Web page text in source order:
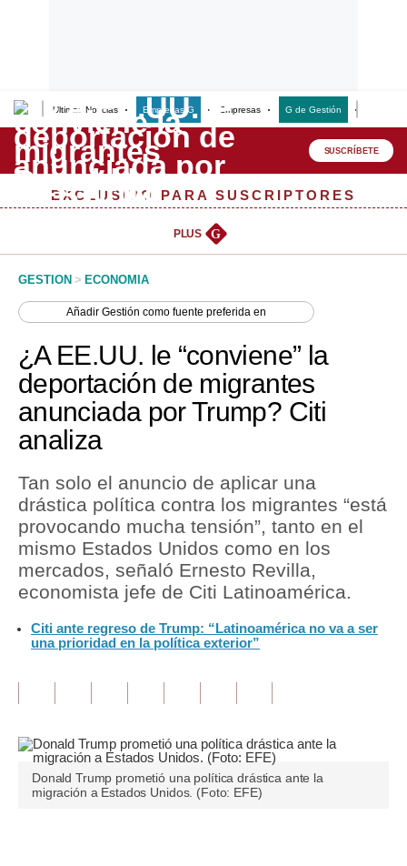
Últimas Noticias Empresas G Empresas G de Gestión
Lo último
Peru Quiosco
Management & Empleo
Perú
Política
Tu Dinero
Finanzas Personales
Inmobiliarias
Plus G
Opinión
Editorial
Lujo
SUSCRÍBETE
EXCLUSIVO PARA SUSCRIPTORES
PLUS G
GESTION > ECONOMIA
AñadirGestión como fuente preferida en
¿A EE.UU. le “conviene” la
deportación de migrantes
anunciada por Trump? Citi
analiza
Tan solo el anuncio de aplicar una
drástica política contra los migrantes “está
provocando mucha tensión”, tanto en el
mismo Estados Unidos como en los
mercados, señaló Ernesto Revilla,
economista jefe de Citi Latinoamérica.
Citi ante regreso de Trump: “Latinoamérica no va a ser
una prioridad en la política exterior”
Donald Trump prometió una política drástica ante la
migración a Estados Unidos. (Foto: EFE)